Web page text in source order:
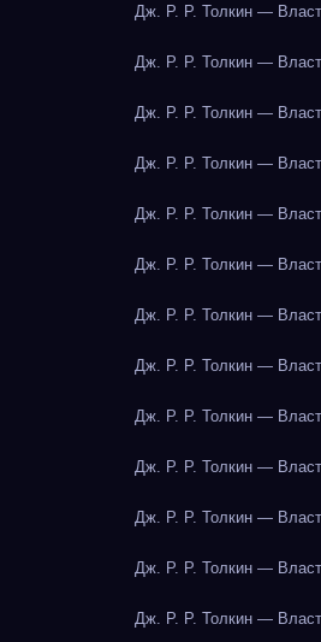
Дж. Р. Р. Толкин —
Дж. Р. Р. Толкин —
Дж. Р. Р. Толкин —
Дж. Р. Р. Толкин —
Дж. Р. Р. Толкин —
Дж. Р. Р. Толкин —
Дж. Р. Р. Толкин —
Дж. Р. Р. Толкин —
Дж. Р. Р. Толкин —
Дж. Р. Р. Толкин —
Дж. Р. Р. Толкин —
Дж. Р. Р. Толкин —
Дж. Р. Р. Толкин —